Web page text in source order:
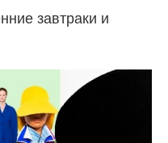
завтраки и